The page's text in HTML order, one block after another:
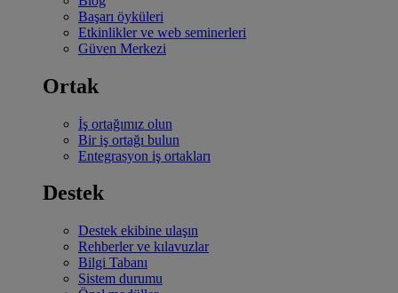
Başarı öyküleri
Etkinlikler ve web seminerleri
Güven Merkezi
Ortak
İş ortağımız olun
Bir iş ortağı bulun
Entegrasyon iş ortakları
Destek
Destek ekibine ulaşın
Rehberler ve kılavuzlar
Bilgi Tabanı
Sistem durumu